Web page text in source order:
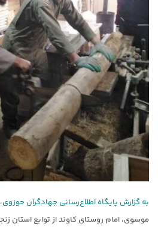
به گزارش پایگاه اطلاع‌رسانی جهادگران حوزوی،